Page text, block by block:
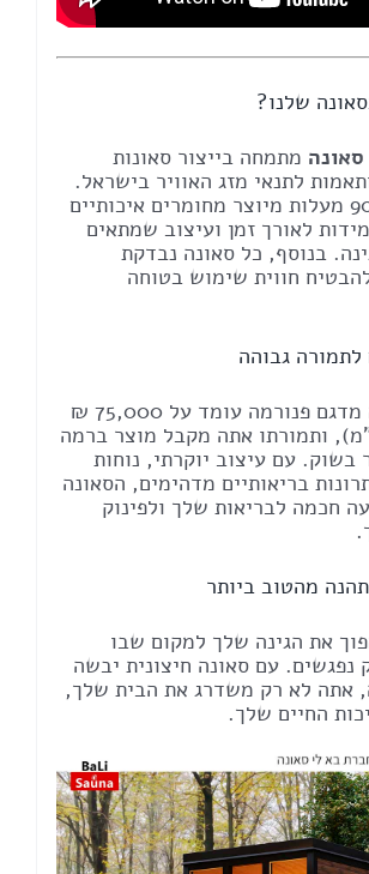
שלנו?
מתמחה בייצור סאונות
לתנאי מזג האוויר בישראל.
דגם פנורמה 90 מעלות מיוצר מחומרים איכותיים
לאורך זמן ועיצוב שמתאים
בנוסף, כל סאונה נבדקת
חווית שימוש בטוחה
גבוהה
מחיר הסאונה מדגם פנורמה עומד על 75,000 ₪
ותמורתו אתה מקבל מוצר ברמה
בשוק. עם עיצוב יוקרתי, נוחות
בריאותיים מדהימים, הסאונה
חכמה לבריאות שלך ולפינוק
מהטוב ביותר
את הגינה שלך למקום שבו
נפגשים. עם סאונה חיצונית יבשה
אתה לא רק משדרג את הבית שלך,
החיים שלך.